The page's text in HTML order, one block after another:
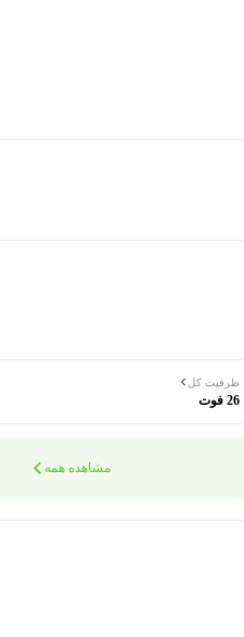
ظرفیت کل
26 فوت
مشاهده همه